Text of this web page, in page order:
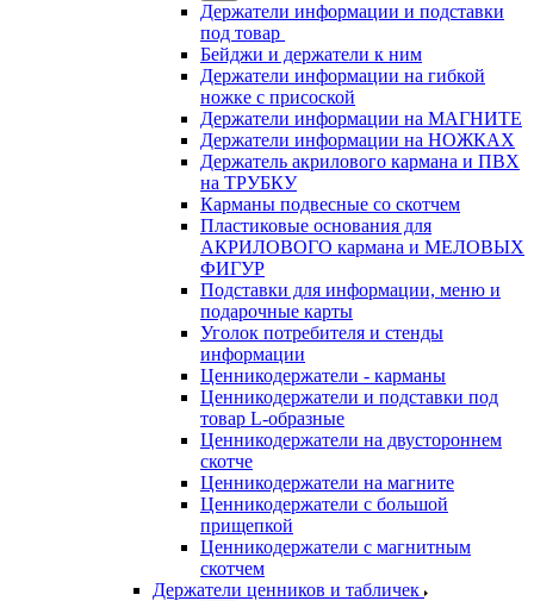
Держатели информации и подставки
под товар
Бейджи и держатели к ним
Держатели информации на гибкой
ножке с присоской
Держатели информации на МАГНИТЕ
Держатели информации на НОЖКАХ
Держатель акрилового кармана и ПВХ
на ТРУБКУ
Карманы подвесные со скотчем
Пластиковые основания для
АКРИЛОВОГО кармана и МЕЛОВЫХ
ФИГУР
Подставки для информации, меню и
подарочные карты
Уголок потребителя и стенды
информации
Ценникодержатели - карманы
Ценникодержатели и подставки под
товар L-образные
Ценникодержатели на двустороннем
скотче
Ценникодержатели на магните
Ценникодержатели с большой
прищепкой
Ценникодержатели с магнитным
скотчем
Держатели ценников и табличек